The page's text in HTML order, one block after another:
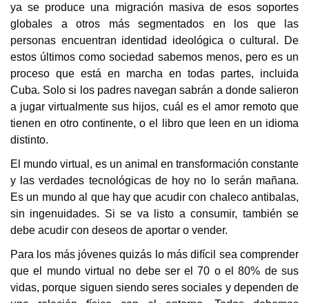
ya se produce una migración masiva de esos soportes
globales a otros más segmentados en los que las
personas encuentran identidad ideológica o cultural. De
estos últimos como sociedad sabemos menos, pero es un
proceso que está en marcha en todas partes, incluida
Cuba. Solo si los padres navegan sabrán a donde salieron
a jugar virtualmente sus hijos, cuál es el amor remoto que
tienen en otro continente, o el libro que leen en un idioma
distinto.
El mundo virtual, es un animal en transformación constante
y las verdades tecnológicas de hoy no lo serán mañana.
Es un mundo al que hay que acudir con chaleco antibalas,
sin ingenuidades. Si se va listo a consumir, también se
debe acudir con deseos de aportar o vender.
Para los más jóvenes quizás lo más difícil sea comprender
que el mundo virtual no debe ser el 70 o el 80% de sus
vidas, porque siguen siendo seres sociales y dependen de